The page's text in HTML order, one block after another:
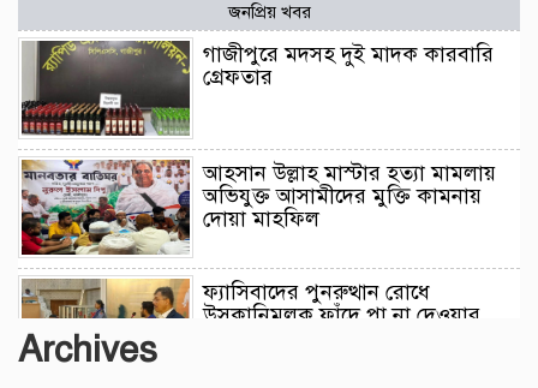
জনপ্রিয় খবর
গাজীপুরে মদসহ দুই মাদক কারবারি
গ্রেফতার
আহসান উল্লাহ মাস্টার হত্যা মামলায়
অভিযুক্ত আসামীদের মুক্তি কামনায়
দোয়া মাহফিল
ফ্যাসিবাদের পুনরুত্থান রোধে
উসকানিমূলক ফাঁদে পা না দেওয়ার
Archives